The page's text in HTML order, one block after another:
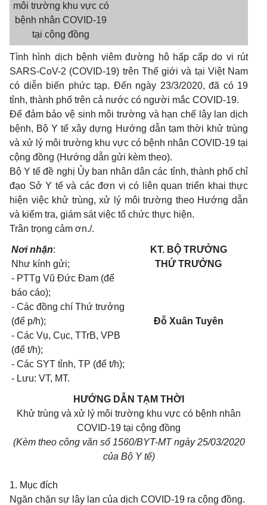
môi trường khu vực có
bệnh nhân COVID-19
tại cộng đồng
Tình hình dịch bệnh viêm đường hô hấp cấpdo vi rút
SARS-CoV-2 (COVID-19) trên Thế giới và tại Việt Nam
có diễn biến phức tạp. Đến ngày 23/3/2020, đã có 19
tỉnh, thành phố trên cả nước có người mắc COVID-19.
Để đảm bảo vệ sinh môi trường và hạn chế lây landịch
bệnh, BộYtế xây dựng Hướng dẫn tạm thời khử trùng
và xử lý môi trường khu vực có bệnh nhân COVID-19 tại
cộng đồng (Hướng dẫn gửi kèm theo).
BộYtế đề nghị Ủy ban nhân dân các tỉnh, thành phố chỉ
đạo SởY tế và các đơn vị có liênquan triển khaithực
hiện việc khử trùng, xử lý môi trường theo Hướng dẫn
và kiểm tra, giám sát việc tổ chức thực hiện.
Trân trọng cảm ơn./.
Nơi nhận:
Như kính gửi;
- PTTg Vũ Đức Đam (để
báo cáo);
- Các đồng chí Thứ trưởng
(để p/h);
- Các Vụ, Cục, TTrB, VPB
(để t/h);
- Các SYT tỉnh, TP (để t/h);
- Lưu: VT, MT.
KT. BỘ TRƯỞNG
THỨ TRƯỞNG
Đỗ Xuân Tuyên
HƯỚNG DẪN TẠM THỜI
Khử trùng và xử lý môi trường khu vực có bệnh nhân
COVID-19 tại cộng đồng
(Kèm theo công văn số 1560/BYT-MTngày25/03/2020
của Bộ Ytế)
1. Mục đích
Ngăn chặn sự lây lan của dịch COVID-19 ra cộng đồng.